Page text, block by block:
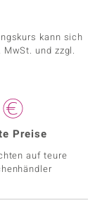
kann sich
und zzgl.
Preise
auf teure